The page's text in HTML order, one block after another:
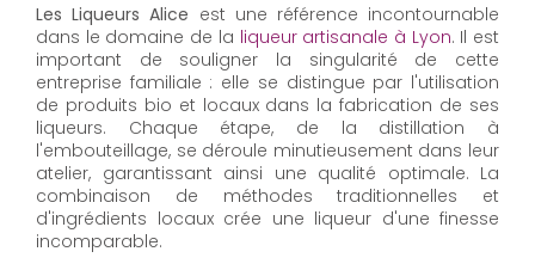
Les Liqueurs Alice est une référence incontournable
dans le domaine de la liqueur artisanale à Lyon. Il est
important de souligner la singularité de cette
entreprise familiale : elle se distingue par l'utilisation
de produits bio et locaux dans la fabrication de ses
liqueurs. Chaque étape, de la distillation à
l'embouteillage, se déroule minutieusement dans leur
atelier, garantissant ainsi une qualité optimale. La
combinaison de méthodes traditionnelles et
d'ingrédients locaux crée une liqueur d'une finesse
incomparable.